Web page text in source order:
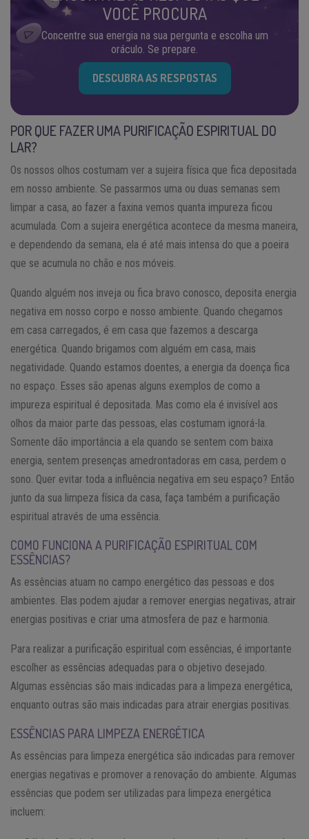
VOCÊ PROCURA
Concentre sua energia na sua pergunta e escolha um
oráculo. Se prepare.
DESCUBRA AS RESPOSTAS
POR QUE FAZER UMA PURIFICAÇÃO ESPIRITUAL DO
LAR?
Os nossos olhos costumam ver a sujeira física que fica depositada
em nosso ambiente. Se passarmos uma ou duas semanas sem
limpar a casa, ao fazer a faxina vemos quanta impureza ficou
acumulada. Com a sujeira energética acontece da mesma maneira,
e dependendo da semana, ela é até mais intensa do que a poeira
que se acumula no chão e nos móveis.
Quando alguém nos inveja ou fica bravo conosco, deposita energia
negativa em nosso corpo e nosso ambiente. Quando chegamos
em casa carregados, é em casa que fazemos a descarga
energética. Quando brigamos com alguém em casa, mais
negatividade. Quando estamos doentes, a energia da doença fica
no espaço. Esses são apenas alguns exemplos de como a
impureza espiritual é depositada. Mas como ela é invisível aos
olhos da maior parte das pessoas, elas costumam ignorá-la.
Somente dão importância a ela quando se sentem com baixa
energia, sentem presenças amedrontadoras em casa, perdem o
sono. Quer evitar toda a influência negativa em seu espaço? Então
junto da sua limpeza física da casa, faça também a purificação
espiritual através de uma essência.
COMO FUNCIONA A PURIFICAÇÃO ESPIRITUAL COM
ESSÊNCIAS?
As essências atuam no campo energético das pessoas e dos
ambientes. Elas podem ajudar a remover energias negativas, atrair
energias positivas e criar uma atmosfera de paz e harmonia.
Para realizar a purificação espiritual com essências, é importante
escolher as essências adequadas para o objetivo desejado.
Algumas essências são mais indicadas para a limpeza energética,
enquanto outras são mais indicadas para atrair energias positivas.
ESSÊNCIAS PARA LIMPEZA ENERGÉTICA
As essências para limpeza energética são indicadas para remover
energias negativas e promover a renovação do ambiente. Algumas
essências que podem ser utilizadas para limpeza energética
incluem: